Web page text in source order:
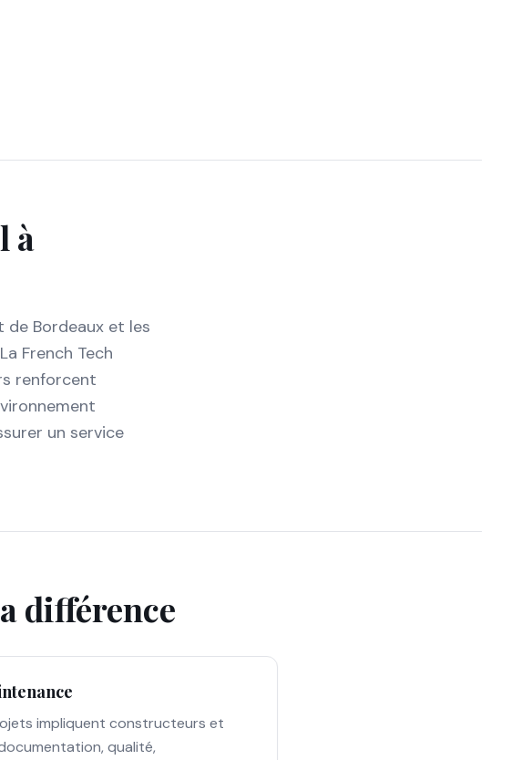
à
de Bordeaux et les
French Tech
renforcent
un service
différence
impliquent constructeurs et
qualité,